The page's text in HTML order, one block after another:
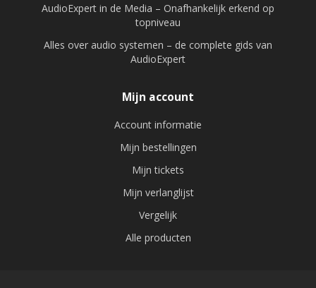
AudioExpert in de Media – Onafhankelijk erkend op
topniveau
Alles over audio systemen – de complete gids van
AudioExpert
Mijn account
Account informatie
Mijn bestellingen
Mijn tickets
Mijn verlanglijst
Vergelijk
Alle producten